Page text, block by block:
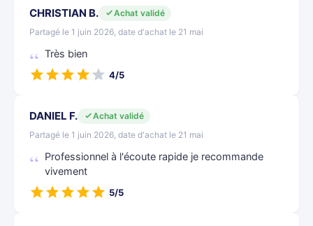
CHRISTIAN B.
Achat validé
Partagé le 1 juin 2026, date d'achat le 21 mai
Très bien
4/5
DANIEL F.
Achat validé
Partagé le 1 juin 2026, date d'achat le 21 mai
Professionnel à l'écoute rapide je recommande
vivement
5/5